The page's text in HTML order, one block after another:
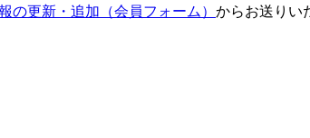
の更新・追加（会員フォーム） からお送りい